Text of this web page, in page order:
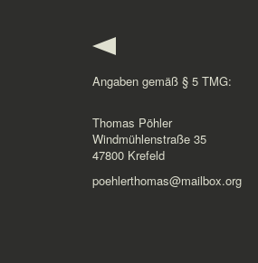
Angaben gemäß § 5 TMG:
Thomas Pöhler
Windmühlenstraße 35
47800 Krefeld
poehlerthomas@mailbox.org